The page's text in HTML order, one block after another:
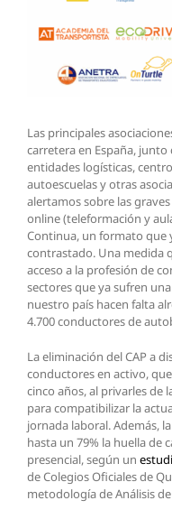
Las principales
carretera en España,
entidades logísticas,
autoescuelas y otras
alertamos sobre las
online (teleformación y
Continua, un formato que
contrastado. Una medida
acceso a la profesión de
sectores que ya sufren
nuestro país hacen falta
4.700 conductores de
La eliminación del CAP a
conductores en activo,
cinco años, al privarles de
para compatibilizar la
jornada laboral. Además,
hasta un 79% la huella de
presencial, según un
de Colegios Oficiales de
metodología de Análisis de